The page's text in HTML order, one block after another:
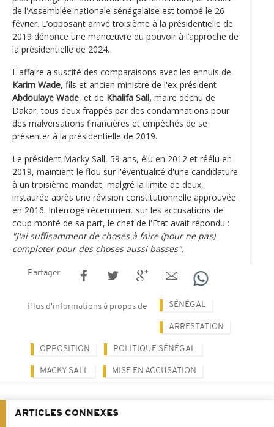
de l'Assemblée nationale sénégalaise est tombé le 26
février. L’opposant arrivé troisième à la présidentielle de
2019 dénonce une manœuvre du pouvoir à l’approche de
la présidentielle de 2024.
L'affaire a suscité des comparaisons avec les ennuis de
Karim Wade, fils et ancien ministre de l'ex-président
Abdoulaye Wade, et de Khalifa Sall, maire déchu de
Dakar, tous deux frappés par des condamnations pour
des malversations financières et empêchés de se
présenter à la présidentielle de 2019.
Le président Macky Sall, 59 ans, élu en 2012 et réélu en
2019, maintient le flou sur l'éventualité d'une candidature
à un troisième mandat, malgré la limite de deux,
instaurée après une révision constitutionnelle approuvée
en 2016. Interrogé récemment sur les accusations de
coup monté de sa part, le chef de l'Etat avait répondu :
"J'ai suffisamment de choses à faire (pour ne pas)
comploter pour des choses aussi basses".
Partager
Plus d'informations à propos de SÉNÉGAL
ARRESTATION
OPPOSITION POLITIQUE SÉNÉGAL
MACKY SALL MISE EN ACCUSATION
ARTICLES CONNEXES